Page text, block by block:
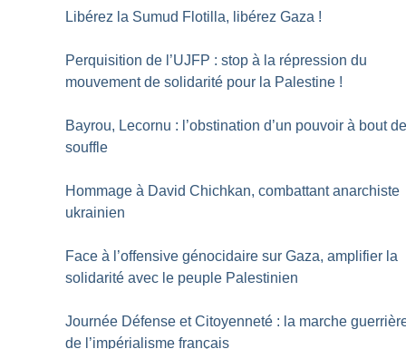
Libérez la Sumud Flotilla, libérez Gaza !
Perquisition de l’UJFP : stop à la répression du
mouvement de solidarité pour la Palestine !
Bayrou, Lecornu : l’obstination d’un pouvoir à bout
souffle
Hommage à David Chichkan, combattant anarchiste
ukrainien
Face à l’offensive génocidaire sur Gaza, amplifier la
solidarité avec le peuple Palestinien
Journée Défense et Citoyenneté : la marche
de l’impérialisme français